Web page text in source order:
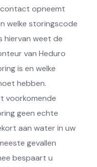
opneemt
welke storingscode
hiervan weet de
van Heduro
is en welke
hebben.
voorkomende
geen echte
aan water in uw
gevallen
bespaart u